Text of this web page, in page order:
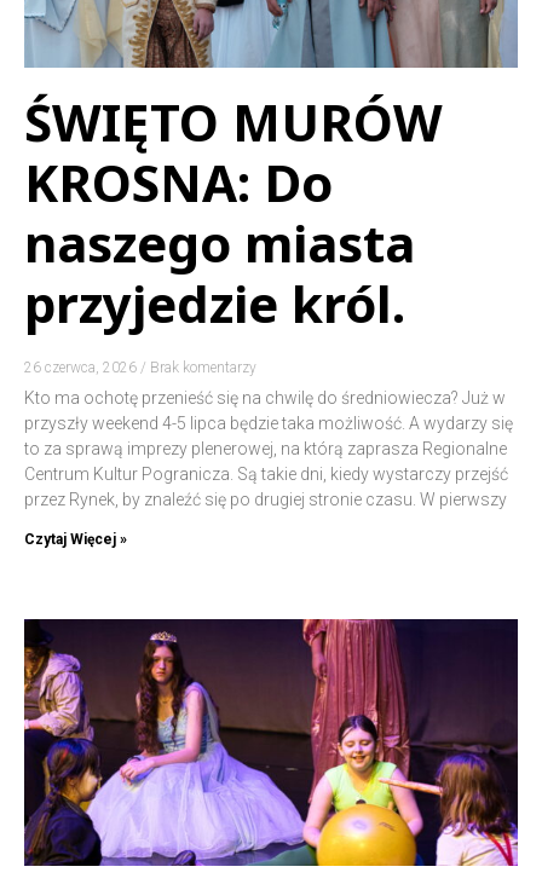
ŚWIĘTO MURÓW
KROSNA: Do
naszego miasta
przyjedzie król.
26 czerwca, 2026 Brak komentarzy
Kto ma ochotę przenieść się na chwilę do średniowiecza? Już w
przyszły weekend 4-5 lipca będzie taka możliwość. A wydarzy się
to za sprawą imprezy plenerowej, na którą zaprasza Regionalne
Centrum Kultur Pogranicza. Są takie dni, kiedy wystarczy przejść
przez Rynek, by znaleźć się po drugiej stronie czasu. W pierwszy
Czytaj Więcej »